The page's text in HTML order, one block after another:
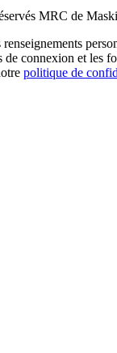
MRC de
de connexion et les
politique de